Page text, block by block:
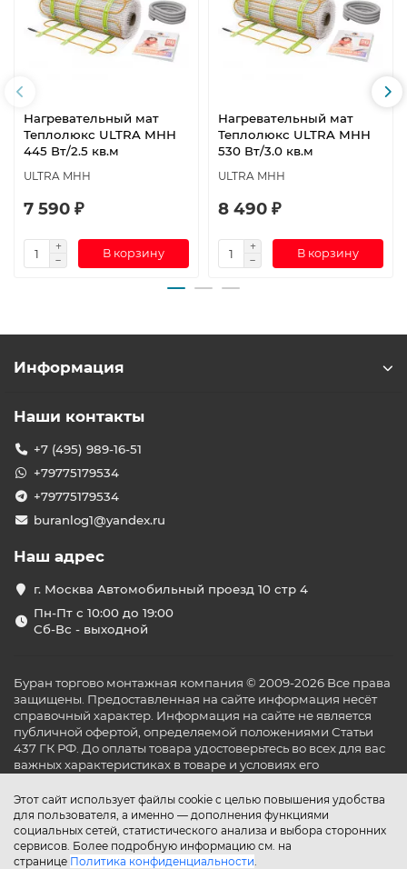
Нагревательный мат
Теплолюкс ULTRA МНН
445 Вт/2.5 кв.м
ULTRA МНН
7 590 ₽
В корзину
Нагревательный мат
Теплолюкс ULTRA МНН
530 Вт/3.0 кв.м
ULTRA МНН
8 490 ₽
В корзину
Этот сайт использует файлы cookie с целью повышения удобства
для пользователя, а именно — дополнения функциями
социальных сетей, статистического анализа и выбора сторонних
сервисов. Более подробную информацию см. на
странице Политика конфиденциальности.
Информация
Наши контакты
+7 (495) 989-16-51
+79775179534
+79775179534
buranlog1@yandex.ru
Наш адрес
г. Москва Автомобильный проезд 10 стр 4
Пн-Пт с 10:00 до 19:00
Сб-Вс - выходной
Буран торгово монтажная компания © 2009-2026 Все права
защищены. Предоставленная на сайте информация несёт
справочный характер. Информация на сайте не является
публичной офертой, определяемой положениями Статьи
437 ГК РФ. До оплаты товара удостоверьтесь во всех для вас
важных характеристиках в товаре и условиях его